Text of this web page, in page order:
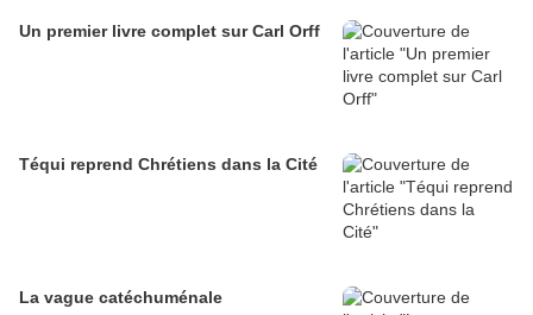
Un premier livre complet sur Carl Orff
Téqui reprend Chrétiens dans la Cité
La vague catéchuménale